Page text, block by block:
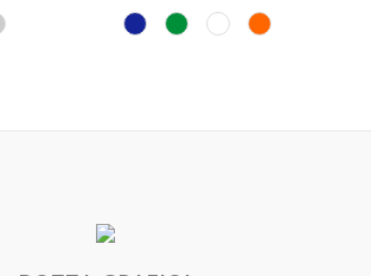
permette l'utilizzo del telefono
quando inserito all'interno.